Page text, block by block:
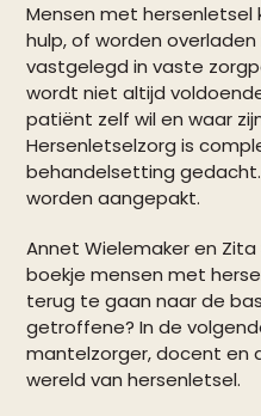
Mensen met
hulp, of worden
vastgelegd in vaste
wordt niet altijd
patiënt zelf wil en waar
Hersenletselzorg is
behandelsetting
worden aangepakt.
Annet Wielemaker en
boekje mensen met
terug te gaan naar de
getroffene? In de
mantelzorger, docent en
wereld van hersenletsel.